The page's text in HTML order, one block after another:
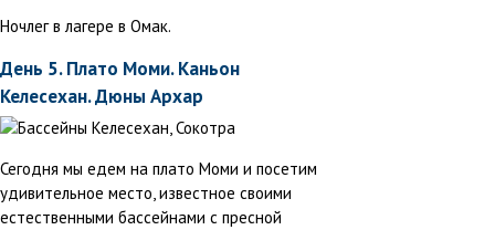
Ночлег в лагере в Омак.
День 5. Плато Моми. Каньон
Келесехан. Дюны Архар
Сегодня мы едем на плато Моми и посетим
удивительное место, известное своими
естественными бассейнами с пресной